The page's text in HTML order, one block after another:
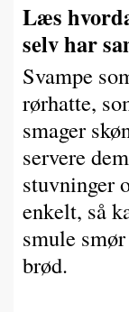
Læs
selv har
Svampe
rørhatte,
smager
servere
stuvninger
enkelt, så
smule
brød.